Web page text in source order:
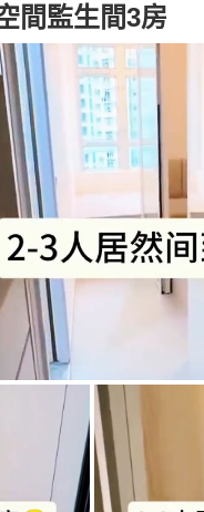
間監生間3房